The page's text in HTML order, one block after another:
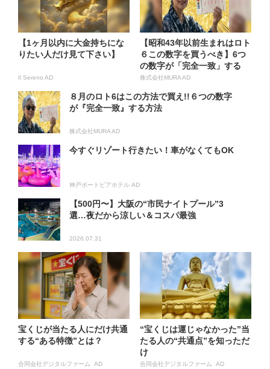
【1ヶ月以内に大金持ちにな
りたい人だけ見て下さい】
Il Sereno AD
【昭和43年以前生まれはロト
６この数字を買うべき】6つ
の数字が「完全一致」する
方...
株式会社MURA AD
８月のロト6はこの方法で買え!!６つの数字
が『完全一致』する方法
株式会社MURA AD
今すぐリゾート行きたい！車がなくてもOK
神戸ポートピアホテル AD
【500円〜】大阪の“市民ナイトプール”3
選…夜だから涼しい＆コスパ最強
2026.07.31
宝くじが当たる人にだけ共通
する“ある特徴”とは？
合同会社デジタルファーム AD
“宝くじは運じゃなかった”当
たる人の“共通点”を知っただ
け
合同会社デジタルファーム AD